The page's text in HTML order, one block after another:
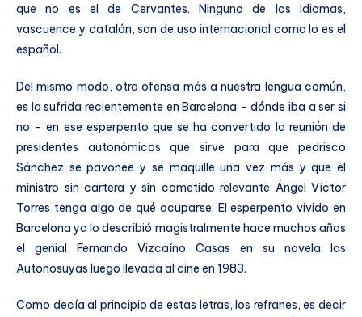
que no es el de Cervantes. Ninguno de los idiomas,
vascuence y catalán, son de uso internacional como lo es el
español.
Del mismo modo, otra ofensa más a nuestra lengua común,
es la sufrida recientemente en Barcelona – dónde iba a ser si
no – en ese esperpento que se ha convertido la reunión de
presidentes autonómicos que sirve para que pedrisco
Sánchez se pavonee y se maquille una vez más y que el
ministro sin cartera y sin cometido relevante Ángel Víctor
Torres tenga algo de qué ocuparse. El esperpento vivido en
Barcelona ya lo describió magistralmente hace muchos años
el genial Fernando Vizcaíno Casas en su novela las
Autonosuyas luego llevada al cine en 1983.
Como decía al principio de estas letras, los refranes, es decir